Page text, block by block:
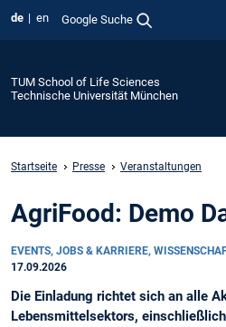
de en Google Suche
TUM School of Life Sciences
Technische Universität München
Startseite Presse Veranstaltungen
AgriFood: Demo
EVENTS, JOBS & KARRIERE,
17.09.2026
Die Einladung richtet sich an alle
Lebensmittelsektors,